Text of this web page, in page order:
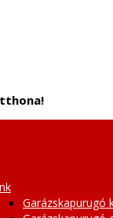
Garázskapurugó